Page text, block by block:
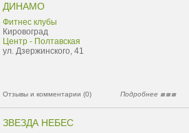
ДИНАМО
Фитнес клубы
Кировоград
Центр - Полтавская
ул. Дзержинского, 41
Отзывы и комментарии (0) Подробнее
ЗВЕЗДА НЕБЕС